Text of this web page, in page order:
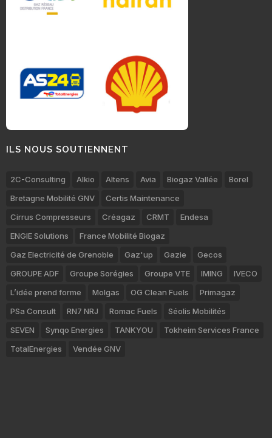
ILS NOUS SOUTIENNENT
2C-Consulting Alkio Altens Avia Biogaz Vallée
Borel
Bretagne Mobilité GNV
Certis Maintenance
Cirrus Compresseurs
Créagaz CRMT
Endesa
ENGIE Solutions
France Mobilité Biogaz
Gaz Electricité de Grenoble
Gaz'up Gazie
Gecos
GROUPE ADF
Groupe Sorégies Groupe VTE IMING
IVECO
L’idée prend forme
Molgas OG Clean Fuels
Primagaz
PSa Consult
RN7 NRJ Romac Fuels
Séolis Mobilités
SEVEN
Synqo Energies TANKYOU
Tokheim Services France
TotalEnergies
Vendée GNV